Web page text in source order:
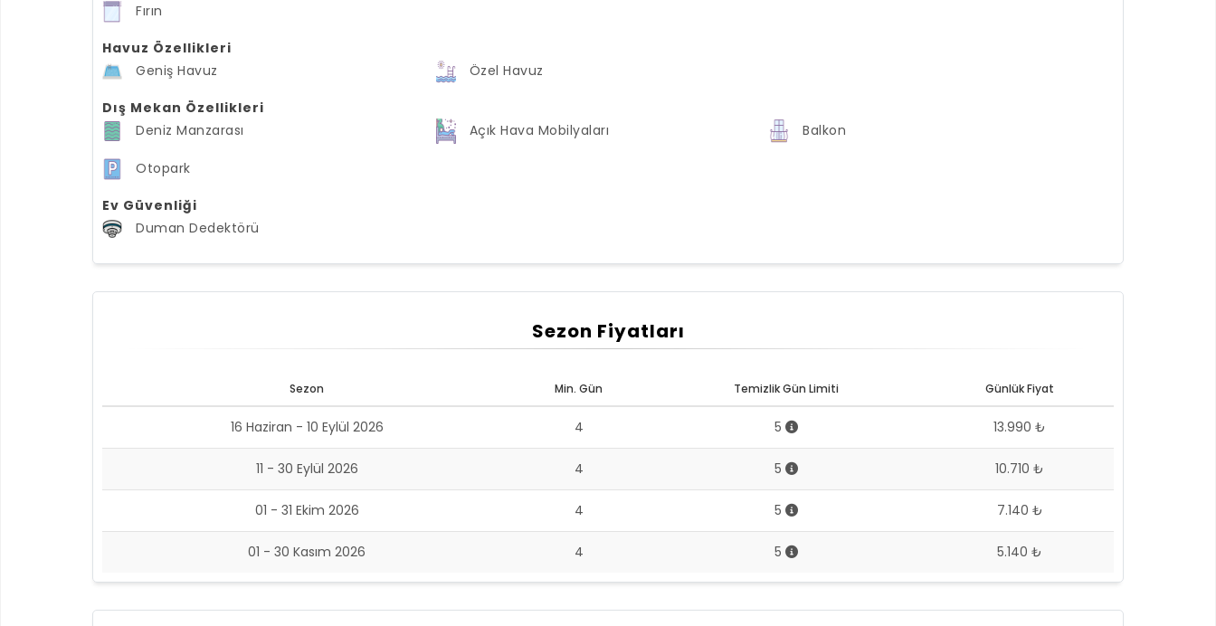
Fırın
Havuz Özellikleri
Geniş Havuz
Özel Havuz
Dış Mekan Özellikleri
Deniz Manzarası
Açık Hava Mobilyaları Balkon
Otopark
Ev Güvenliği
Duman Dedektörü
Sezon Fiyatları
Sezon Min. Gün Temizlik Gün Limiti Günlük Fiyat
16 Haziran - 10 Eylül 2026 4 5 13.990 ₺
11 - 30 Eylül 2026 4 5 10.710 ₺
01 - 31 Ekim 2026 4 5 7.140 ₺
01 - 30 Kasım 2026 4 5 5.140 ₺